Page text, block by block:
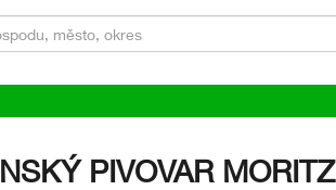
PIVOVAR MORITZ